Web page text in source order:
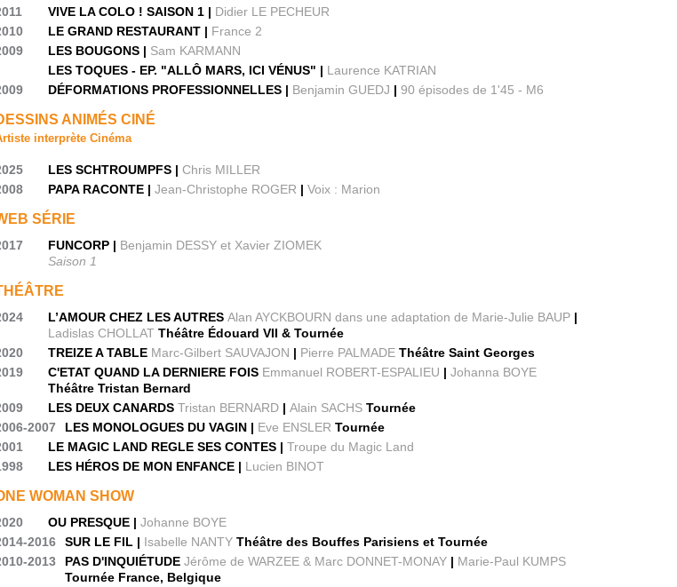
VIVE LA COLO ! SAISON 1 | Didier LE PECHEUR
LE GRAND RESTAURANT | France 2
LES BOUGONS | Sam KARMANN
LES TOQUES - EP. "ALLÔ MARS, ICI VÉNUS" | Laurence KATRIAN
DÉFORMATIONS PROFESSIONNELLES | Benjamin GUEDJ |90 épisodes de 1'45 - M6
ANIMÉS CINÉ
interprète Cinéma
LES SCHTROUMPFS |Chris MILLER
PAPA RACONTE |Jean-Christophe ROGER |Voix : Marion
SÉRIE
FUNCORP | Benjamin DESSY et Xavier ZIOMEK
Saison 1
L’AMOUR CHEZ LES AUTRESAlan AYCKBOURN dans une adaptation de Marie-Julie BAUP |
Ladislas CHOLLAT Théâtre Édouard VII & Tournée
TREIZE A TABLE Marc-Gilbert SAUVAJON | Pierre PALMADE Théâtre Saint Georges
C'ETAT QUAND LA DERNIERE FOIS Emmanuel ROBERT-ESPALIEU |Johanna BOYE
Théâtre Tristan Bernard
LES DEUX CANARDSTristan BERNARD |Alain SACHS Tournée
2007
LES MONOLOGUES DU VAGIN | Eve ENSLER Tournée
LE MAGIC LAND REGLE SES CONTES |Troupe du Magic Land
LES HÉROS DE MON ENFANCE | Lucien BINOT
WOMAN SHOW
OU PRESQUE |Johanne BOYE
2016
SUR LE FIL | Isabelle NANTY Théâtre des Bouffes Parisiens et Tournée
2013
PAS D'INQUIÉTUDEJérôme de WARZEE & Marc DONNET-MONAY | Marie-Paul KUMPS
Tournée France, Belgique